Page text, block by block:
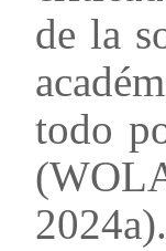
de la
todo
2024a).